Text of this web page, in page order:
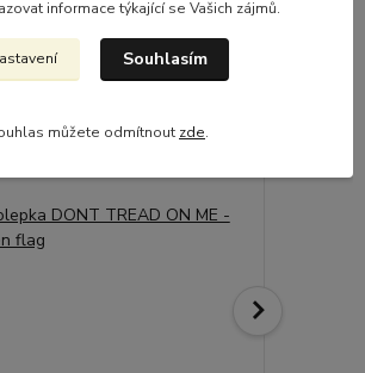
zboží 5
informace týkající se Vašich zájmů.
Souhlasím
můžete odmítnout zde.